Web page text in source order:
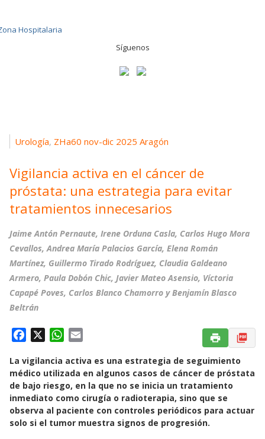
Síguenos
Urología, ZHa60 nov-dic 2025 Aragón
Vigilancia activa en el cáncer de
próstata: una estrategia para evitar
tratamientos innecesarios
Jaime Antón Pernaute, Irene Orduna Casla, Carlos Hugo Mora
Cevallos, Andrea María Palacios García, Elena Román
Martínez, Guillermo Tirado Rodríguez, Claudia Galdeano
Armero, Paula Dobón Chic, Javier Mateo Asensio, Víctoria
Capapé Poves, Carlos Blanco Chamorro y Benjamín Blasco
Beltrán
c
e
b
o
o
W
a
t
s
A
p
a
i
l
La vigilancia activa es una estrategia de seguimiento
médico utilizada en algunos casos de cáncer de próstata
de bajo riesgo, en la que no se inicia un tratamiento
inmediato como cirugía o radioterapia, sino que se
observa al paciente con controles periódicos para actuar
solo si el tumor muestra signos de progresión.